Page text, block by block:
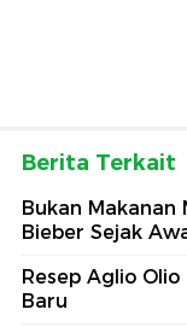
Berita Terkait
Bukan Makanan
Bieber Sejak
Resep Aglio
Baru